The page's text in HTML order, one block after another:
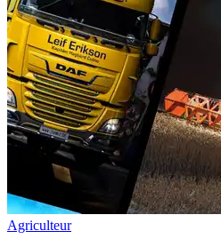
Agriculteur